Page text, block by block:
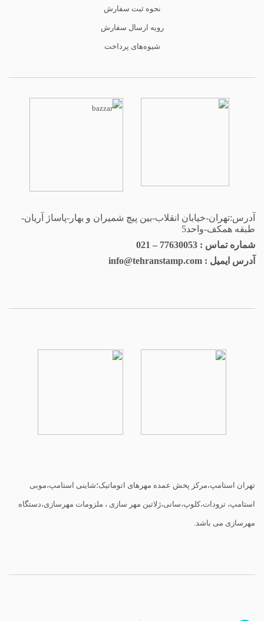
نحوه ثبت سفارش
رویه ارسال سفارش
شیوه‌های پرداخت
آدرس:تهران-خیابان انقلاب-بین پیچ شمیران و بهار-پاساژ آریان-
طبقه همکف-واحد5
شماره تماس : 77630053 – 021
آدرس ایمیل : info@tehranstamp.com
تهران استامپ،مرکز پخش عمده مهرهای اتوماتیک؛شاینی استامپ،موبی
استامپ، ترودات،کلوپ،سانی،ژلاتین مهر سازی ، ملزومات مهرسازی،دستگاه
مهرسازی می باشد.